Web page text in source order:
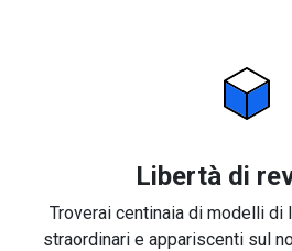
Libertà di
Troverai centinaia di modelli di
straordinari e appariscenti sul